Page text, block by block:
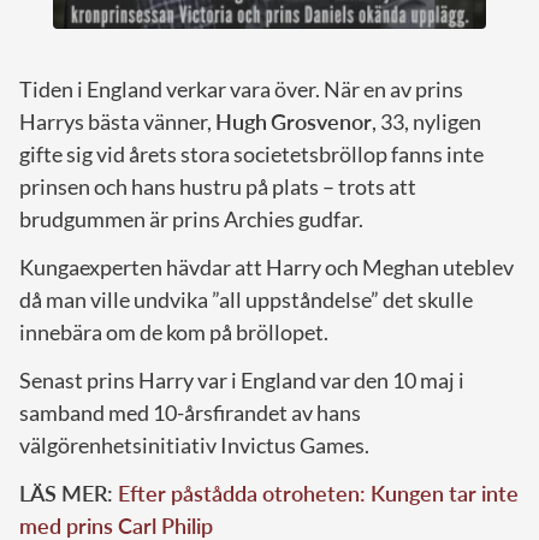
Tiden i England verkar vara över. När en av prins
Harrys bästa vänner, HughGrosvenor, 33, nyligen
gifte sig vid årets stora societetsbröllop fanns inte
prinsen och hans hustru på plats – trots att
brudgummen är prins Archies gudfar.
Kungaexperten hävdar att Harry och Meghan uteblev
då man ville undvika ”all uppståndelse” det skulle
innebära om de kom på bröllopet.
Senast prins Harry var i England var den 10 maj i
samband med 10-årsfirandet av hans
välgörenhetsinitiativ Invictus Games.
LÄS MER: Efter påstådda otroheten: Kungen tar inte
med prins Carl Philip